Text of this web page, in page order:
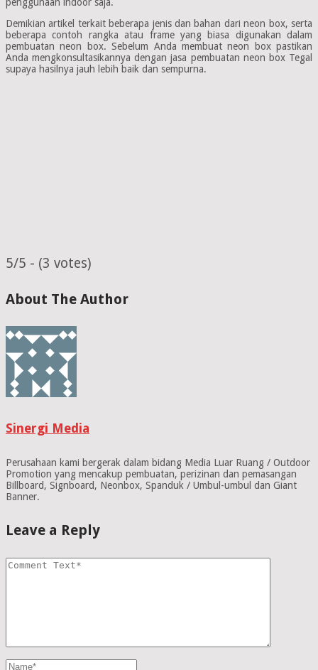
Demikian artikel terkait beberapa jenis dan bahan dari neon box, serta
beberapa contoh rangka atau frame yang biasa digunakan dalam
pembuatan neon box. Sebelum Anda membuat neon box pastikan
Anda mengkonsultasikannya dengan jasa pembuatan neon box Tegal
supaya hasilnya jauh lebih baik dan sempurna.
5/5 - (3 votes)
About The Author
Sinergi Media
Perusahaan kami bergerak dalam bidang Media Luar Ruang / Outdoor
Promotion yang mencakup pembuatan, perizinan dan pemasangan
Billboard, Signboard, Neonbox, Spanduk / Umbul-umbul dan Giant
Banner.
Leave a Reply